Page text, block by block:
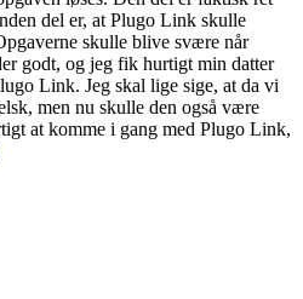
del er, at Plugo Link skulle
skulle blive svære når
godt, og jeg fik hurtigt min datter
Link. Jeg skal lige sige, at da vi
men nu skulle den også være
at komme i gang med Plugo Link,